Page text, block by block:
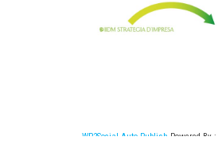
WP2Social Auto Publish Powered By :